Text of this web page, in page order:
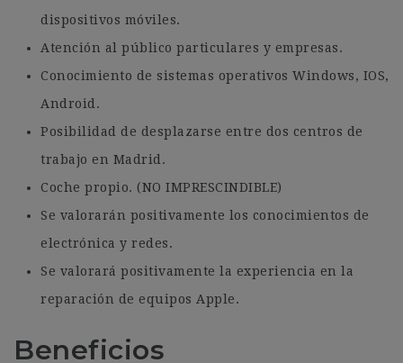
dispositivos móviles.
Atención al público particulares y empresas.
Conocimiento de sistemas operativos Windows, IOS,
Android.
Posibilidad de desplazarse entre dos centros de
trabajo en Madrid.
Coche propio. (NO IMPRESCINDIBLE)
Se valorarán positivamente los conocimientos de
electrónica y redes.
Se valorará positivamente la experiencia en la
reparación de equipos Apple.
Beneficios